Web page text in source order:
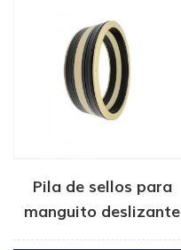
Pila de sellos para
manguito deslizante
de herramientas de